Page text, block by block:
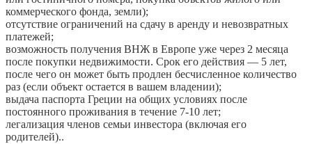
коммерческого фонда, земли);
отсутствие ограничений на сдачу в аренду и невозвратных
платежей;
возможность получения ВНЖ в Европе уже через 2 месяца
после покупки недвижимости. Срок его действия — 5 лет,
после чего он может быть продлен бесчисленное количество
раз (если объект остается в вашем владении);
выдача паспорта Греции на общих условиях после
постоянного проживания в течение 7-10 лет;
легализация членов семьи инвестора (включая его
родителей)..